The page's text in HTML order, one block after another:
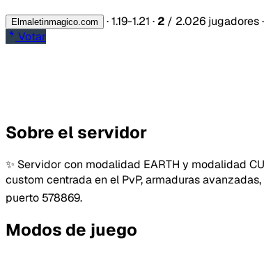
Elmaletinmagico.com ·1.19-1.21 · 2 / 2.026 jugadores·
Votar
Sobre el servidor
✨ Servidor con modalidad EARTH y modalidad
custom centrada en el PvP, armaduras
puerto 578869.
Modos de juego